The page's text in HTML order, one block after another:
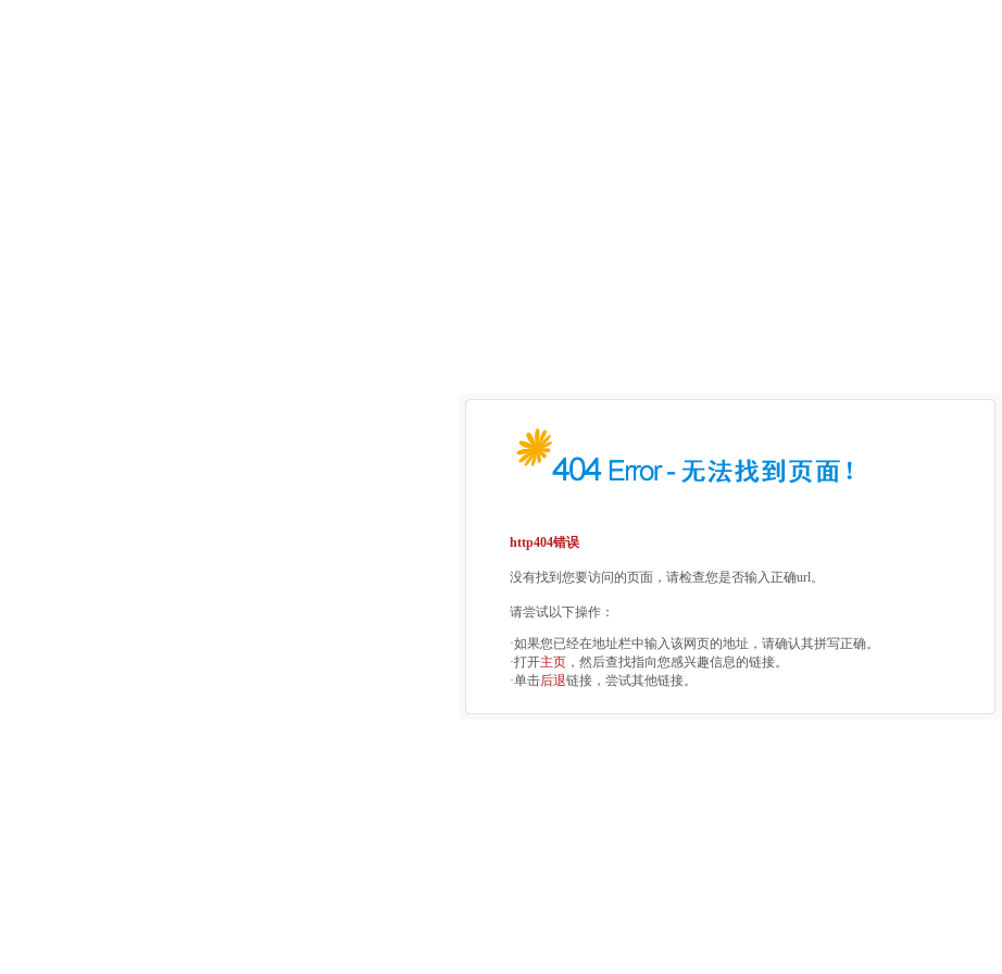
http404错误
没有找到您要访问的页面，请检查您是否输入正确url。
请尝试以下操作：
·如果您已经在地址栏中输入该网页的地址，请确认其拼写正确。
·打开主页 ，然后查找指向您感兴趣信息的链接。
·单击后退链接，尝试其他链接。